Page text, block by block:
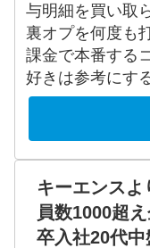
与明細を買い取
裏オプを何度も
課金で本番する
好きは参考にす
キーエンス
員数1000超
卒入社20代中